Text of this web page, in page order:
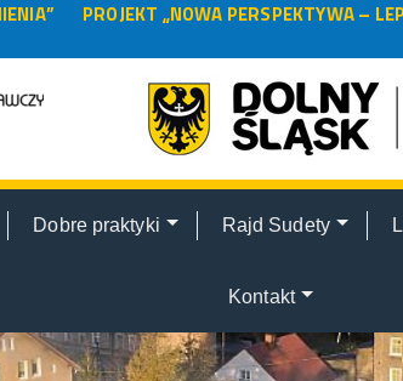
PROJEKT „NOWA PERSPEKTYWA –
Dobre praktyki Rajd Sudety
Kontakt